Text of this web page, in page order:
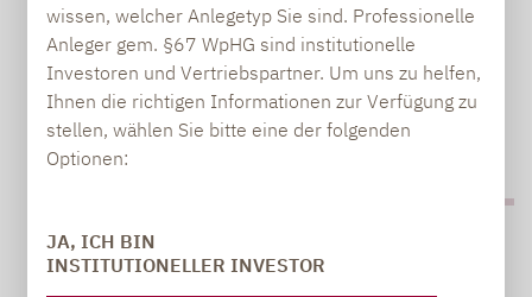
wissen, welcher Anlegetyp Sie sind. Professionelle
Anleger gem. §67 WpHG sind institutionelle
Investoren und Vertriebspartner. Um uns zu helfen,
Ihnen die richtigen Informationen zur Verfügung zu
stellen, wählen Sie bitte eine der folgenden
Optionen:
JA, ICH BIN
INSTITUTIONELLER INVESTOR
FÜR AKTIEN, ABER VERBUNDEN MIT
ERHÖHTEN…
Pünktlich zum Wahlergebnis in den USA Anfang
November: Vier ausgewiesene
Kapitalmarktexperten…